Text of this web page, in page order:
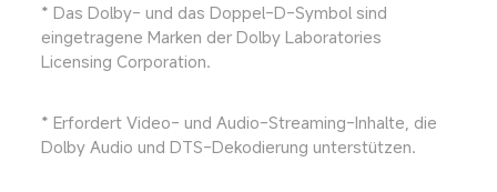
* Das Dolby- und das Doppel-D-Symbol sind
eingetragene Marken der Dolby Laboratories
Licensing Corporation.
* Erfordert Video- und Audio-Streaming-Inhalte, die